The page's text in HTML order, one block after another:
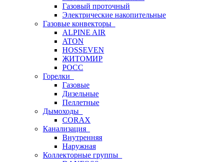
Газовый проточный
Электрические накопительные
Газовые конвекторы
ALPINE AIR
ATON
HOSSEVEN
ЖИТОМИР
РОСС
Горелки
Газовые
Дизельные
Пеллетные
Дымоходы
CORAX
Канализация
Внутренняя
Наружная
Коллекторные группы